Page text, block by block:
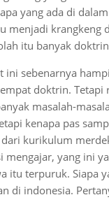
yang ada di
menjadi krangkeng
itu banyak
sebenarnya
doktrin. Tetapi
masalah-
kenapa pas
kurikulum
yang ini
itu terpuruk. Siapa
di indonesia.